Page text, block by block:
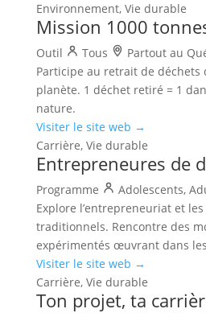
Environnement, Vie durable
Mission 1000
Outil Tous
Partout au
Participe au retrait de déchets
planète. 1 déchet retiré = 1
nature.
Visiter le site web →
Carrière, Vie durable
Entrepreneures de
Programme Adolescents,
Explore l’entrepreneuriat et
traditionnels. Rencontre des
expérimentés œuvrant dans
Visiter le site web →
Carrière, Vie durable
Ton projet, ta